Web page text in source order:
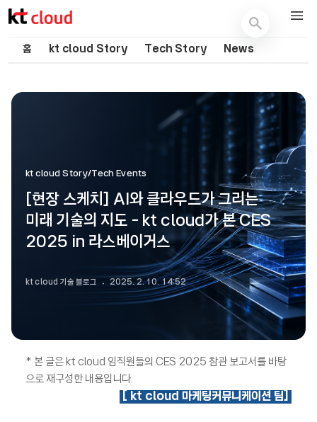
기술 블로그 (Tech) | kt cloud
홈 kt cloud Story Tech Story News
kt cloud Story/Tech Events
[현장 스케치] AI와 클라우드가 그리는
미래 기술의 지도 - kt cloud가 본 CES
2025 in 라스베이거스
kt cloud 기술 블로그 2025. 2. 10. 14:52
* 본 글은 kt cloud 임직원들의 CES 2025 참관 보고서를 바탕
으로 재구성한 내용입니다.
[ kt cloud 마케팅커뮤니케이션 팀]